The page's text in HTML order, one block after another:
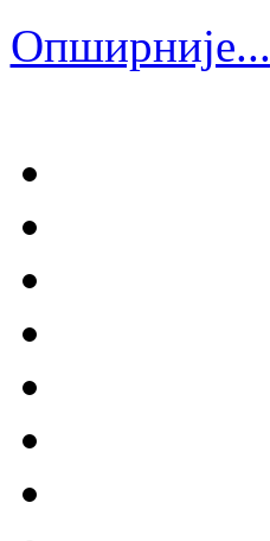
Опширније...